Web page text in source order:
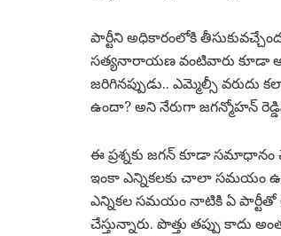
పార్టీని అధికారంలోకి
సత్యనారాయణ వంటివారు కూడా
జరిగినప్పుడు.. ఎమ్మెల్సీ వరుదు
ఉందా? అని నేరుగా జగన్మోహన్
ఈ ప్రశ్నకు జగన్ కూడా
ఇంకా ఎన్నికలకు చాలా సమయం
ఎన్నికల సమయం నాటికి ఏ పార్టీతో
చేస్తున్నారు. పొత్తు తప్పు